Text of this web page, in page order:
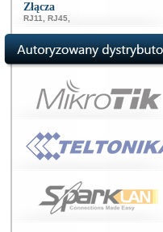
Złącza
RJ11 RJ45